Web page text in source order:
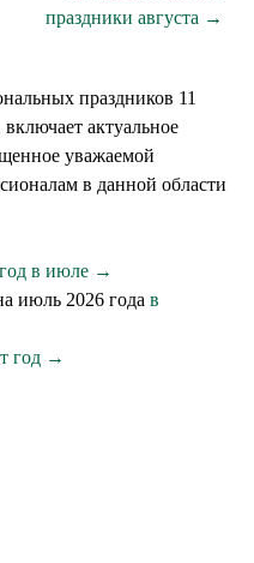
праздники августа →
праздников 11
актуальное
уважаемой
в данной области
год в июле →
июль 2026 года в
год →